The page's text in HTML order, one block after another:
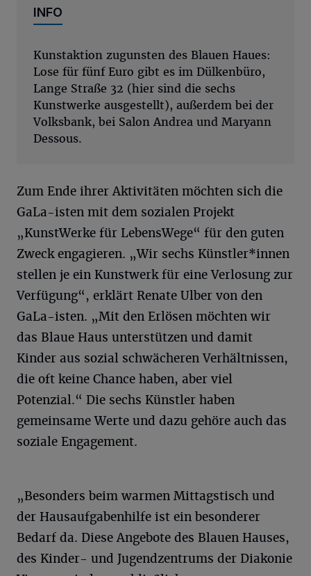
INFO
Kunstaktion zugunsten des Blauen Haues:
Lose für fünf Euro gibt es im Dülkenbüro,
Lange Straße 32 (hier sind die sechs
Kunstwerke ausgestellt), außerdem bei der
Volksbank, bei Salon Andrea und Maryann
Dessous.
Zum Ende ihrer Aktivitäten möchten sich die
GaLa-isten mit dem sozialen Projekt
„KunstWerke für LebensWege“ für den guten
Zweck engagieren. „Wir sechs Künstler*innen
stellen je ein Kunstwerk für eine Verlosung zur
Verfügung“, erklärt Renate Ulber von den
GaLa-isten. „Mit den Erlösen möchten wir
das Blaue Haus unterstützen und damit
Kinder aus sozial schwächeren Verhältnissen,
die oft keine Chance haben, aber viel
Potenzial.“ Die sechs Künstler haben
gemeinsame Werte und dazu gehöre auch das
soziale Engagement.
„Besonders beim warmen Mittagstisch und
der Hausaufgabenhilfe ist ein besonderer
Bedarf da. Diese Angebote des Blauen Hauses,
des Kinder- und Jugendzentrums der Diakonie